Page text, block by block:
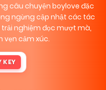
câu chuyện boylove đặc
ngừng cập nhật các tác
nghiệm đọc mượt mà,
vẹn cảm xúc.
KEY